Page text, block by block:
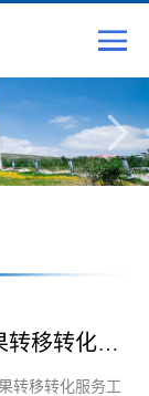
青海大学国家大学科技园 科技成果转移转化工作持续推进
转移转化服务工